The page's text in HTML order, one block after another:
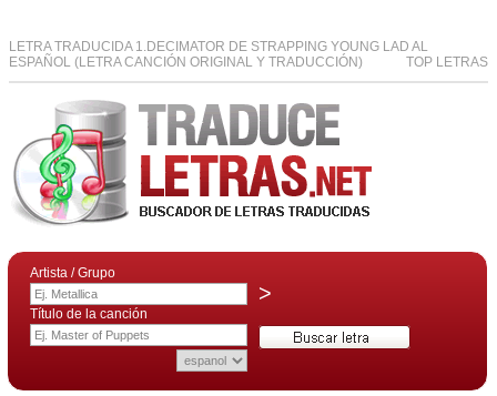
LETRA TRADUCIDA 1.DECIMATOR DE STRAPPING YOUNG LAD AL
ESPAÑOL (LETRA CANCIÓN ORIGINAL Y TRADUCCIÓN)
TOP LETRAS
Artista / Grupo
>
Título de la canción